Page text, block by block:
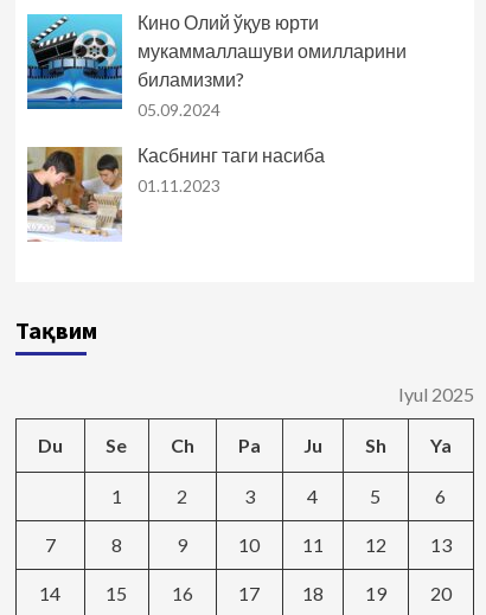
Кино Олий ўқув юрти
мукаммаллашуви омилларини
биламизми?
05.09.2024
Касбнинг таги насиба
01.11.2023
Тақвим
Iyul 2025
Du Se Ch Pa Ju Sh Ya
1 2 3 4 5 6
7 8 9 10 11 12 13
14 15 16 17 18 19 20